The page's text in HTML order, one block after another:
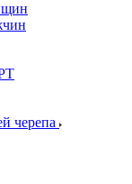
черепа